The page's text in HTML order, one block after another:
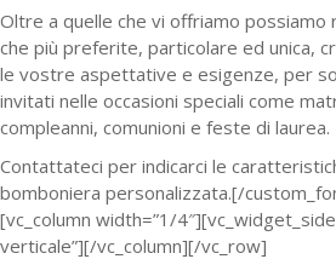
Oltre a quelle che vi offriamo possiamo
che più preferite, particolare ed unica,
le vostre aspettative e esigenze, per
invitati nelle occasioni speciali come
compleanni, comunioni e feste di laurea.
Contattateci per indicarci le
bomboniera personalizzata.[/
[vc_column width=”1/
verticale”][/vc_column][/vc_row]